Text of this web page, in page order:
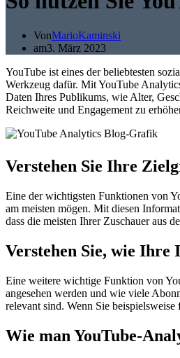
VonMarioKaminski
am3. März 2023
YouTube ist eines der beliebtesten
Werkzeug dafür. Mit YouTube
Daten Ihres Publikums, wie Alter,
Reichweite und Engagement zu
Verstehen Sie Ihre
Eine der wichtigsten Funktionen von
am meisten mögen. Mit diesen
dass die meisten Ihrer Zuschauer aus
Verstehen Sie, wie
Eine weitere wichtige Funktion von
angesehen werden und wie viele
relevant sind. Wenn Sie
Wie man YouTube-